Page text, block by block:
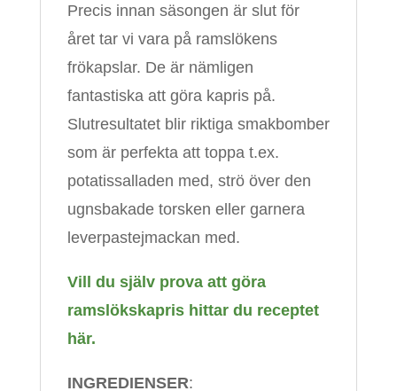
Precis innan säsongen är slut för
året tar vi vara på ramslökens
frökapslar. De är nämligen
fantastiska att göra kapris på.
Slutresultatet blir riktiga smakbomber
som är perfekta att toppa t.ex.
potatissalladen med, strö över den
ugnsbakade torsken eller garnera
leverpastejmackan med.
Vill du själv prova att göra
ramslökskapris hittar du receptet
här.
INGREDIENSER: